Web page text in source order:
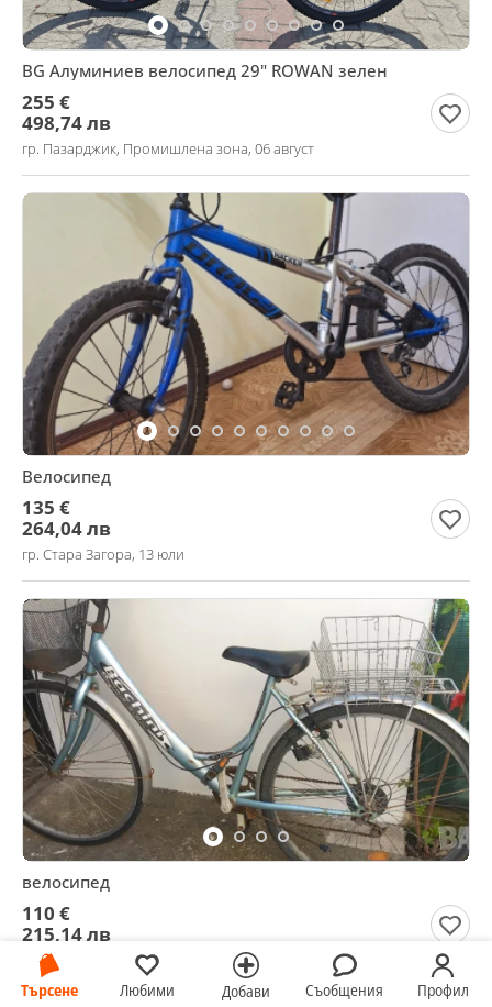
Търсене Любими Добави Съобщения Профил
BG Алуминиев велосипед 29" ROWAN зелен
255 €
498,74 лв
гр. Пазарджик, Промишлена зона, 06 август
Велосипед
135 €
264,04 лв
гр. Стара Загора, 13 юли
велосипед
110 €
215,14 лв
гр. Каварна, Добрич, 04 август